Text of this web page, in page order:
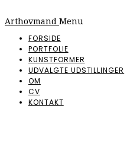
Arthovmand Menu
FORSIDE
PORTFOLIE
KUNSTFORMER
UDVALGTE UDSTILLINGER
OM
CV
KONTAKT